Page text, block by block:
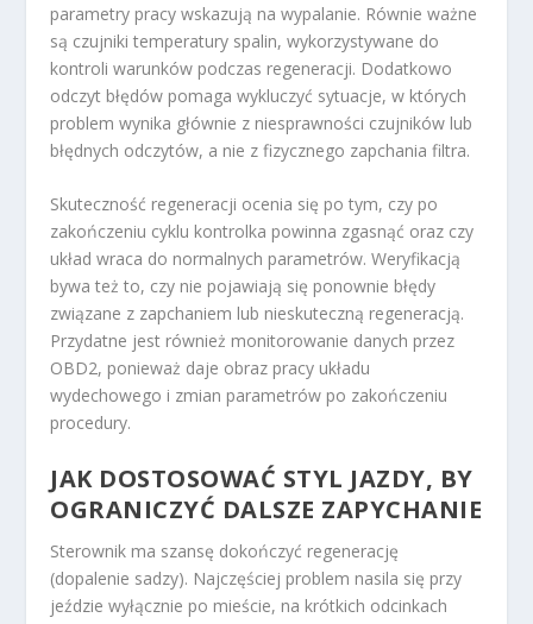
parametry pracy wskazują na wypalanie. Równie ważne
są czujniki temperatury spalin, wykorzystywane do
kontroli warunków podczas regeneracji. Dodatkowo
odczyt błędów pomaga wykluczyć sytuacje, w których
problem wynika głównie z niesprawności czujników lub
błędnych odczytów, a nie z fizycznego zapchania filtra.
Skuteczność regeneracji ocenia się po tym, czy po
zakończeniu cyklu kontrolka powinna zgasnąć oraz czy
układ wraca do normalnych parametrów. Weryfikacją
bywa też to, czy nie pojawiają się ponownie błędy
związane z zapchaniem lub nieskuteczną regeneracją.
Przydatne jest również monitorowanie danych przez
OBD2, ponieważ daje obraz pracy układu
wydechowego i zmian parametrów po zakończeniu
procedury.
JAK DOSTOSOWAĆ STYL JAZDY, BY
OGRANICZYĆ DALSZE ZAPYCHANIE
Sterownik ma szansę dokończyć regenerację
(dopalenie sadzy). Najczęściej problem nasila się przy
jeździe wyłącznie po mieście, na krótkich odcinkach